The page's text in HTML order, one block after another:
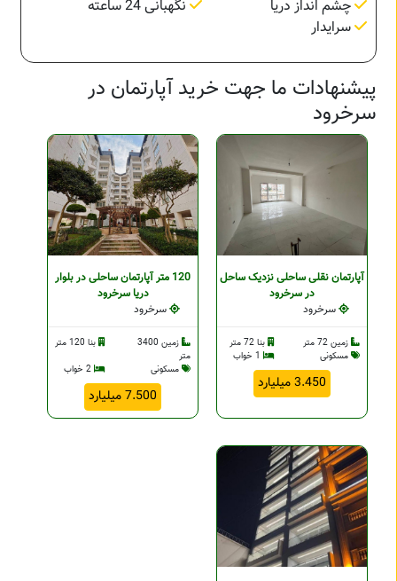
چشم انداز دریا
نگهبانی 24 ساعته
سرایدار
پیشنهادات ما جهت خرید آپارتمان در
سرخرود
آپارتمان نقلی ساحلی نزدیک ساحل
در سرخرود
سرخرود
زمین 72 متر
بنا 72 متر
مسکونی
3.450 میلیارد
120 متر آپارتمان ساحلی در بلوار
دریا سرخرود
سرخرود
زمین 3400
متر
بنا 120 متر
مسکونی
2 خواب
7.500 میلیارد